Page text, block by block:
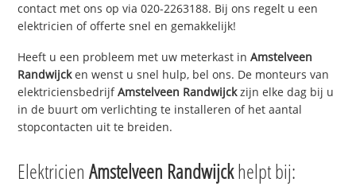
contact met ons op via 020-2263188. Bij ons regelt u een
elektricien of offerte snel en gemakkelijk!
Heeft u een probleem met uw meterkast inAmstelveen
Randwijcken wenst u snel hulp, bel ons. De monteurs van
elektriciensbedrijfAmstelveen Randwijckzijn elke dag bij u
in de buurt om verlichting te installeren of het aantal
stopcontacten uit te breiden.
ElektricienAmstelveen Randwijckhelpt bij: